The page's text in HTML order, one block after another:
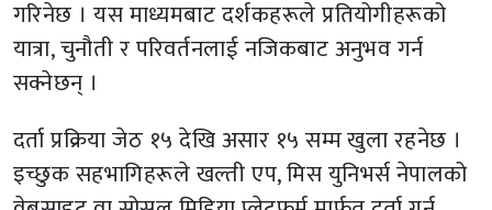
गरिनेछ । यस माध्यमबाट दर्शकहरूले प्रतियोगीहरूको
यात्रा, चुनौती र परिवर्तनलाई नजिकबाट अनुभव गर्न
सक्नेछन् ।
दर्ता प्रक्रिया जेठ १५ देखि असार १५ सम्म खुला रहनेछ ।
इच्छुक सहभागिहरूले खल्ती एप, मिस युनिभर्स नेपालको